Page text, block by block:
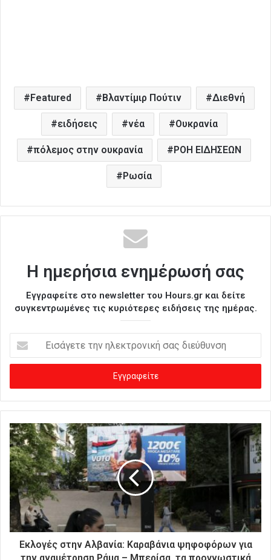
Featured Βλαντίμιρ Πούτιν Διεθνή
ειδήσεις νέα Ουκρανία
πόλεμος στην ουκρανία ΡΟΗ ΕΙΔΗΣΕΩΝ
Ρωσία
Η ημερήσια ενημέρωσή σας
Εγγραφείτε στο newsletter του Hours.gr και δείτε
συγκεντρωμένες τις κυριότερες ειδήσεις της ημέρας.
σ
γ
ε
ε
τ
η
ν
η
λ
ε
κ
τ
Εκλογές στην Αλβανία: Καραβάνια ψηφοφόρων για
την αναμέτρηση Ράμα – Μπερίσα, τα προγνωστικά